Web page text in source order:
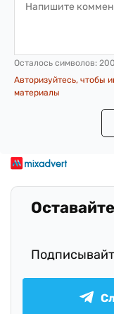
Осталось символов:
Авторизуйтесь, чтобы
материалы